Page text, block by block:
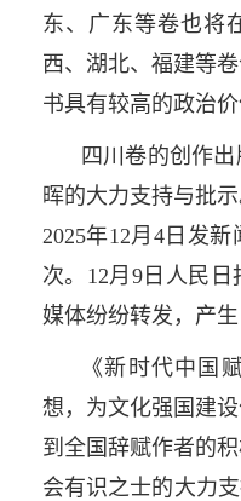
东、广东等卷也将
西、湖北、福建等
书具有较高的政治
四川卷的创作
晖的大力支持与批
2025年12月4日发
次。12月9日人民
媒体纷纷转发，产生
《新时代中国
想，为文化强国建
到全国辞赋作者的
会有识之士的大力